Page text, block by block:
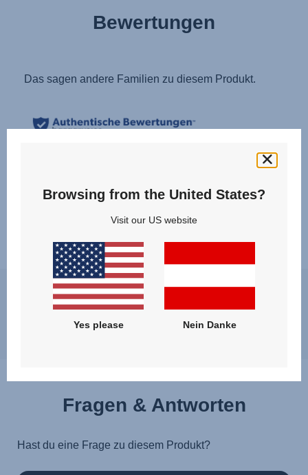
Bewertungen
Es kann im Moment zu leichten Verzögerungen bei der
Beantwortung der Fragen kommen, wir werden uns jedoch so
schnell wie möglich bei dir melden. Beste Grüße, Britax Römer
Fragen & Antworten
Browsing from the United States?
Visit our US website
Yes please Nein Danke